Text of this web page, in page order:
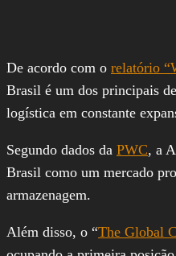
De acordo com o relatório
Brasil é um dos principais
logística em constante
Segundo dados da PWC, a
Brasil como um mercado
armazenagem.
Além disso, o “The Global